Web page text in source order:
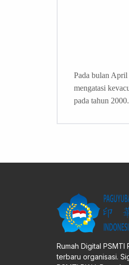
Pada bulan
mengatasi
pada tahun 2000.
Rumah Digital
terbaru organisasi.